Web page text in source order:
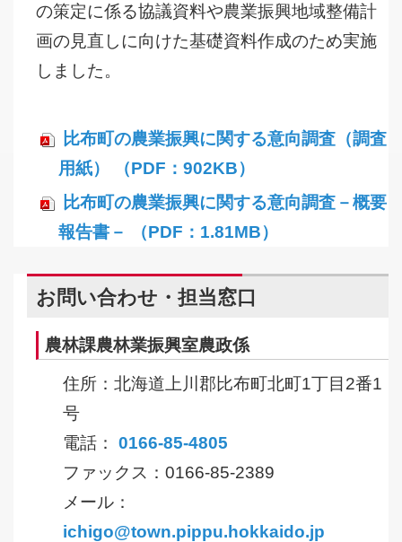
の策定に係る協議資料や農業振興地域整備計
画の見直しに向けた基礎資料作成のため実施
しました。
比布町の農業振興に関する意向調査（調査
用紙） （PDF：902KB）
比布町の農業振興に関する意向調査－概要
報告書－ （PDF：1.81MB）
お問い合わせ・担当窓口
農林課農林業振興室農政係
住所：北海道上川郡比布町北町1丁目2番1
号
電話： 0166-85-4805
ファックス：0166-85-2389
メール：
ichigo@town.pippu.hokkaido.jp